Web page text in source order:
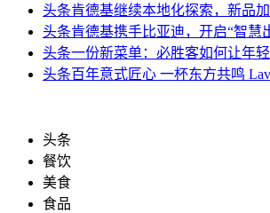
头条肯德基继续本地化探索，新品
头条肯德基携手比亚迪，开启“智慧
头条一份新菜单：必胜客如何让年
头条百年意式匠心 一杯东方共鸣
头条
餐饮
美食
食品